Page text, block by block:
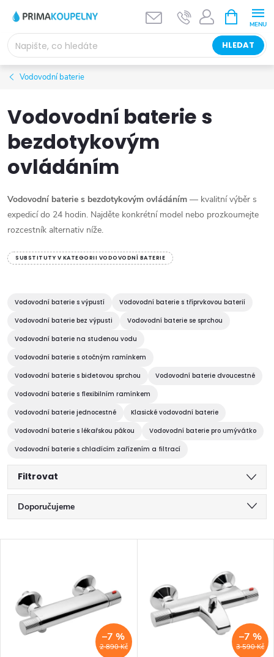
obsah
HLEDAT
NÁKUPNÍ
KOŠÍK
Vodovodní baterie
Vodovodní baterie s
bezdotykovým
ovládáním
Vodovodní baterie s bezdotykovým ovládáním — kvalitní výběr s
expedicí do 24 hodin. Najděte konkrétní model nebo prozkoumejte
rozcestník alternativ níže.
SUBSTITUTY V KATEGORII VODOVODNÍ BATERIE
Vodovodní baterie s výpustí
Vodovodní baterie s tříprvkovou baterií
Vodovodní baterie bez výpusti
Vodovodní baterie se sprchou
Vodovodní baterie na studenou vodu
Vodovodní baterie s otočným ramínkem
Vodovodní baterie s bidetovou sprchou
Vodovodní baterie dvoucestné
Vodovodní baterie s flexibilním ramínkem
Vodovodní baterie jednocestné
Klasické vodovodní baterie
Vodovodní baterie s lékařskou pákou
Vodovodní baterie pro umývátko
Vodovodní baterie s chladícím zařízením a filtrací
Filtrovat
Ř
a
n
Doporučujeme
Nejprodávanější
Abecedně
p
2 890 Kč
–7 %
3 590 Kč
–7 %